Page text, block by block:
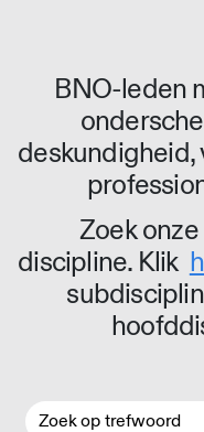
BNO-leden
Zoek
discipline. Klik